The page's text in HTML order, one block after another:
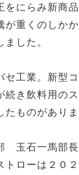
をにらみ新商
が重くのしか
した。
セ工業。新型
続き飲料用の
ものがありま
玉石一馬部長
トローは２０